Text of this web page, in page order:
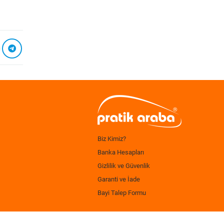
Biz Kimiz?
Banka Hesapları
Gizlilik ve Güvenlik
Garanti ve İade
Bayi Talep Formu